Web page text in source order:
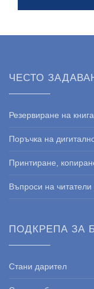
ЧЕСТО
Резервиране на книга
Поръчка на
Принтиране,
Въпроси на читатели
ПОДКРЕПА ЗА
Стани дарител